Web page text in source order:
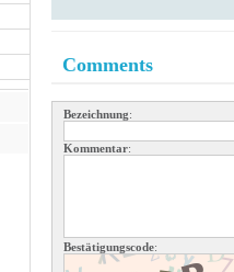
Comments
Bezeichnung:
Kommentar:
Bestätigungscode: